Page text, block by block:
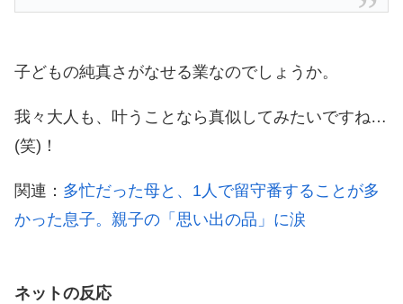
子どもの純真さがなせる業なのでしょうか。
我々大人も、叶うことなら真似してみたいですね…
(笑)！
関連： 多忙だった母と、1人で留守番することが多
かった息子。親子の「思い出の品」に涙
ネットの反応